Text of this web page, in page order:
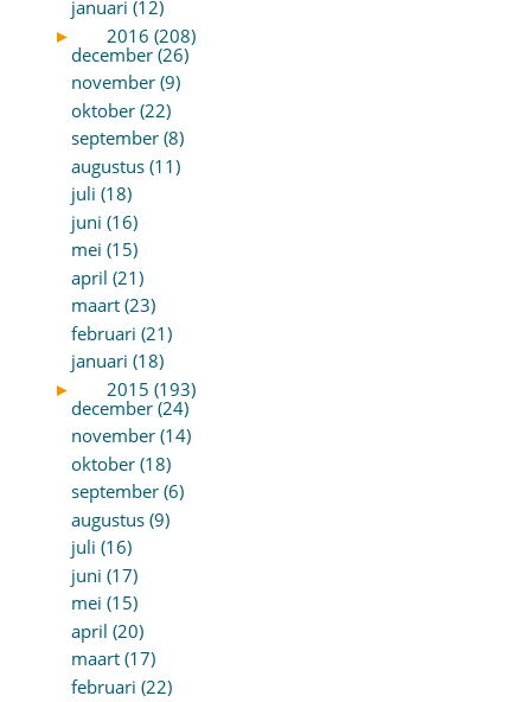
januari (12)
►
2016 (208)
december (26)
november (9)
oktober (22)
september (8)
augustus (11)
juli (18)
juni (16)
mei (15)
april (21)
maart (23)
februari (21)
januari (18)
►
2015 (193)
december (24)
november (14)
oktober (18)
september (6)
augustus (9)
juli (16)
juni (17)
mei (15)
april (20)
maart (17)
februari (22)